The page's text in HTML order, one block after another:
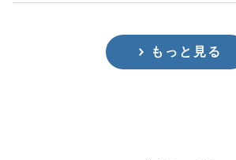
もっと見る